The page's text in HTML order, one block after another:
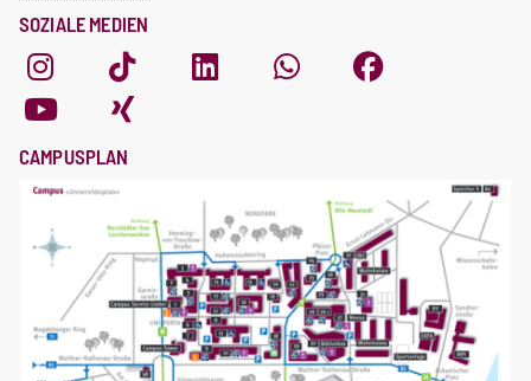
SOZIALE MEDIEN
CAMPUSPLAN